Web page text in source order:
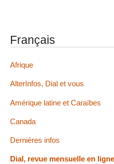
Français
Afrique
AlterInfos, Dial et vous
Amérique latine et Caraïbes
Canada
Dernières infos
Dial, revue mensuelle en ligne